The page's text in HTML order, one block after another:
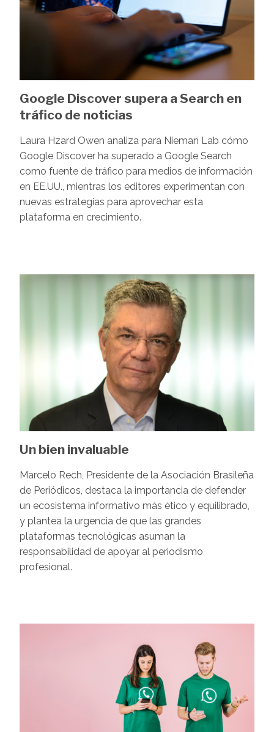
Google Discover supera a Search en
tráfico de noticias
Laura Hzard Owen analiza para Nieman Lab cómo
Google Discover ha superado a Google Search
como fuente de tráfico para medios de información
en EE.UU., mientras los editores experimentan con
nuevas estrategias para aprovechar esta
plataforma en crecimiento.
Un bien invaluable
Marcelo Rech, Presidente de la Asociación Brasileña
de Periódicos, destaca la importancia de defender
un ecosistema informativo más ético y equilibrado,
y plantea la urgencia de que las grandes
plataformas tecnológicas asuman la
responsabilidad de apoyar al periodismo
profesional.